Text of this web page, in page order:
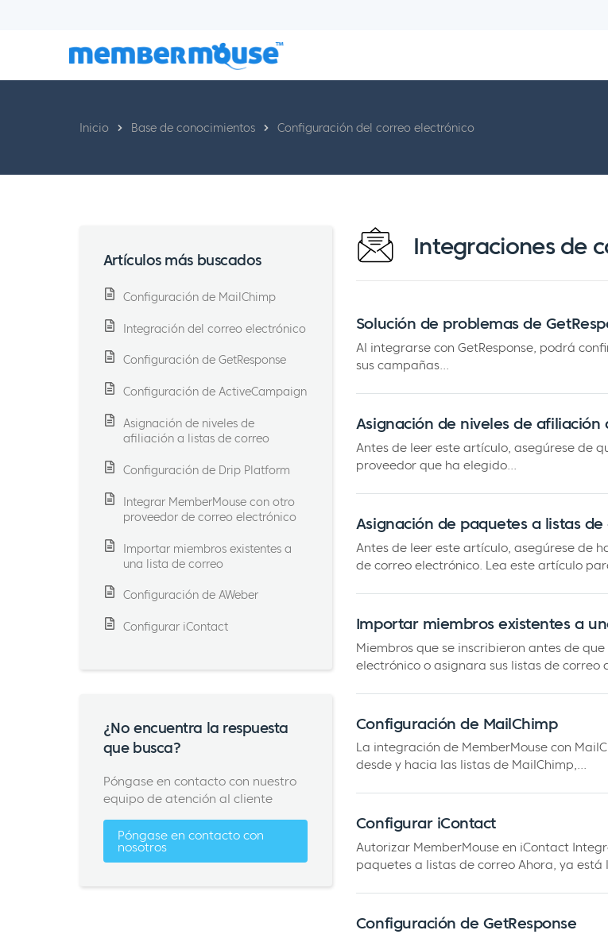
Inicio Base de conocimientos Configuración del correo electrónico
Integraciones de
Solución de problemas de
Al integrarse con GetResponse, podrá
sus campañas...
Asignación de niveles de afiliación
Antes de leer este artículo, asegúrese de
proveedor que ha elegido...
Asignación de paquetes a listas
Antes de leer este artículo, asegúrese de
de correo electrónico. Lea este artículo
Importar miembros existentes a
Miembros que se inscribieron antes de
electrónico o asignara sus listas de correo
Configuración de MailChimp
La integración de MemberMouse con
desde y hacia las listas de MailChimp,...
Configurar iContact
Autorizar MemberMouse en iContact
paquetes a listas de correo Ahora, ya está
Configuración de GetResponse
Artículos más buscados
Configuración de MailChimp
Integración del correo electrónico
Configuración de GetResponse
Configuración de ActiveCampaign
Asignación de niveles de
afiliación a listas de correo
Configuración de Drip Platform
Integrar MemberMouse con otro
proveedor de correo electrónico
Importar miembros existentes a
una lista de correo
Configuración de AWeber
Configurar iContact
¿No encuentra la respuesta
que busca?
Póngase en contacto con nuestro
equipo de atención al cliente
Póngase en contacto con
nosotros